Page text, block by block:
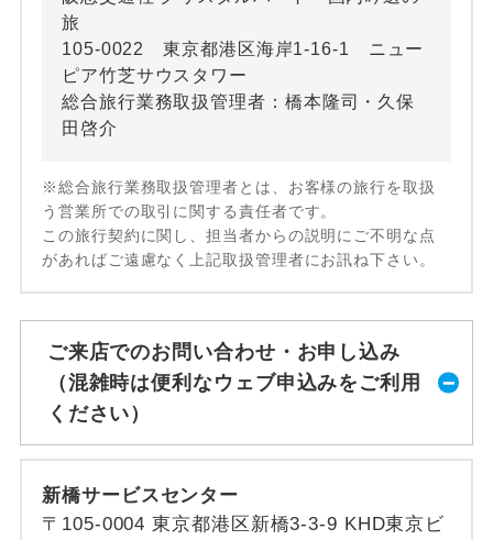
旅
105-0022 東京都港区海岸1-16-1 ニュー
ピア竹芝サウスタワー
総合旅行業務取扱管理者：橋本隆司・久保
田啓介
※総合旅行業務取扱管理者とは、お客様の旅行を取扱
う営業所での取引に関する責任者です。
この旅行契約に関し、担当者からの説明にご不明な点
があればご遠慮なく上記取扱管理者にお訊ね下さい。
ご来店でのお問い合わせ・お申し込み
（混雑時は便利なウェブ申込みをご利用
ください）
新橋サービスセンター
〒105-0004 東京都港区新橋3-3-9 KHD東京ビ